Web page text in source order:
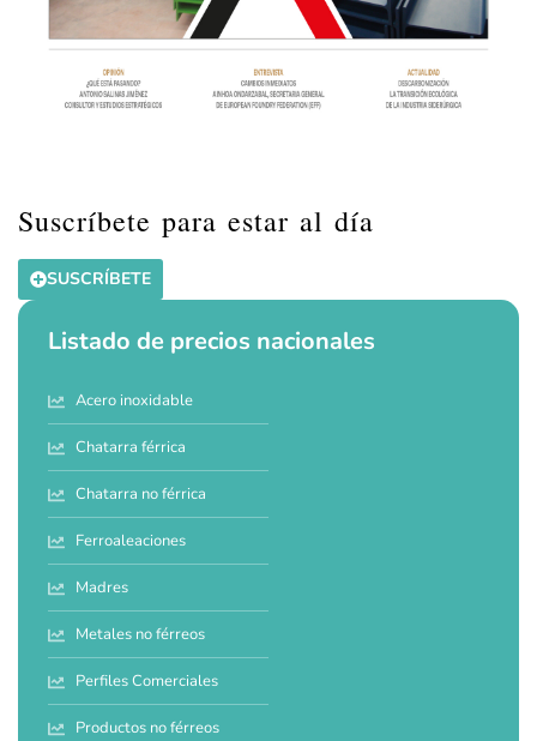
Suscríbete para estar al día
SUSCRÍBETE
Listado de precios nacionales
Acero inoxidable
Chatarra férrica
Chatarra no férrica
Ferroaleaciones
Madres
Metales no férreos
Perfiles Comerciales
Productos no férreos